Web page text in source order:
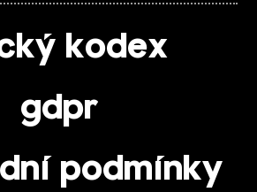
kodex
gdpr
podmínky